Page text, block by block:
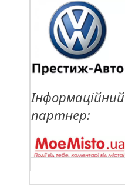
Інформаційний
партнер: